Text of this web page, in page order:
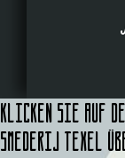
Klicken Sie auf
Smederij Texel